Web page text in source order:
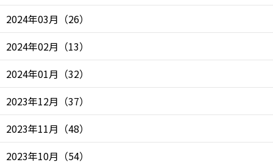
2024年03月 （26）
2024年02月 （13）
2024年01月 （32）
2023年12月 （37）
2023年11月 （48）
2023年10月 （54）